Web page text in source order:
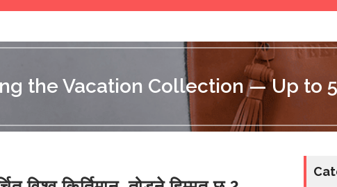
the Vacation Collection — Up to